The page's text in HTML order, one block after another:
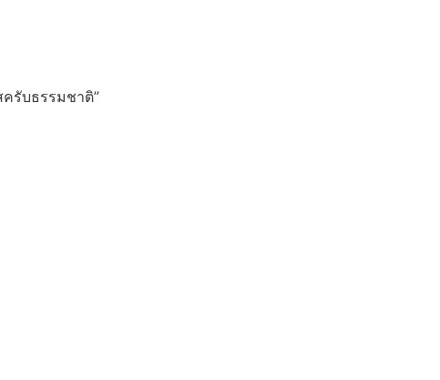
รับธรรมชาติ”